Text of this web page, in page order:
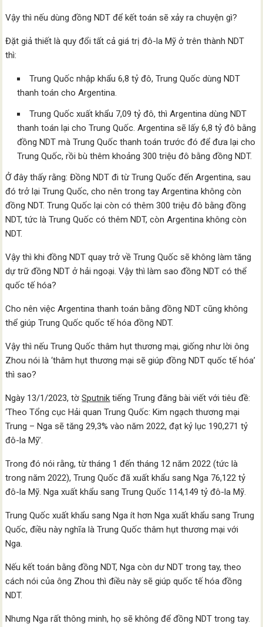
Vậy thì nếu dùng đồng NDT để kết toán sẽ xảy ra chuyện gì?
Đặt giả thiết là quy đổi tất cả giá trị đô-la Mỹ ở trên thành NDT
thì:
Trung Quốc nhập khẩu 6,8 tỷ đô, Trung Quốc dùng NDT
thanh toán cho Argentina.
Trung Quốc xuất khẩu 7,09 tỷ đô, thì Argentina dùng NDT
thanh toán lại cho Trung Quốc. Argentina sẽ lấy 6,8 tỷ đô bằng
đồng NDT mà Trung Quốc thanh toán trước đó để đưa lại cho
Trung Quốc, rồi bù thêm khoảng 300 triệu đô bằng đồng NDT.
Ở đây thấy rằng: Đồng NDT đi từ Trung Quốc đến Argentina, sau
đó trở lại Trung Quốc, cho nên trong tay Argentina không còn
đồng NDT. Trung Quốc lại còn có thêm 300 triệu đô bằng đồng
NDT, tức là Trung Quốc có thêm NDT, còn Argentina không còn
NDT.
Vậy thì khi đồng NDT quay trở về Trung Quốc sẽ không làm tăng
dự trữ đồng NDT ở hải ngoại. Vậy thì làm sao đồng NDT có thể
quốc tế hóa?
Cho nên việc Argentina thanh toán bằng đồng NDT cũng không
thể giúp Trung Quốc quốc tế hóa đồng NDT.
Vậy thì nếu Trung Quốc thâm hụt thương mại, giống như lời ông
Zhou nói là ‘thâm hụt thương mại sẽ giúp đồng NDT quốc tế hóa’
thì sao?
Ngày 13/1/2023, tờSputnik tiếng Trung đăng bài viết với tiêu đề:
‘Theo Tổng cục Hải quan Trung Quốc: Kim ngạch thương mại
Trung – Nga sẽ tăng 29,3% vào năm 2022, đạt kỷ lục 190,271 tỷ
đô-la Mỹ’.
Trong đó nói rằng, từ tháng 1 đến tháng 12 năm 2022 (tức là
trong năm 2022), Trung Quốc đã xuất khẩu sang Nga 76,122 tỷ
đô-la Mỹ. Nga xuất khẩu sang Trung Quốc 114,149 tỷ đô-la Mỹ.
Trung Quốc xuất khẩu sang Nga ít hơn Nga xuất khẩu sang Trung
Quốc, điều này nghĩa là Trung Quốc thâm hụt thương mại với
Nga.
Nếu kết toán bằng đồng NDT, Nga còn dư NDT trong tay, theo
cách nói của ông Zhou thì điều này sẽ giúp quốc tế hóa đồng
NDT.
Nhưng Nga rất thông minh, họ sẽ không để đồng NDT trong tay.